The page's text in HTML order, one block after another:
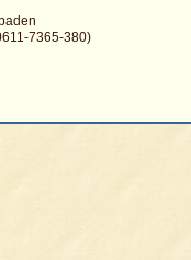
7365-380)